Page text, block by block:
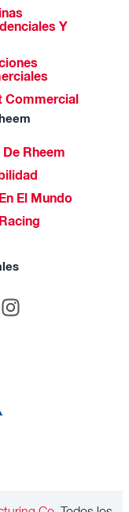
Y
Commercial
Rheem
El Mundo